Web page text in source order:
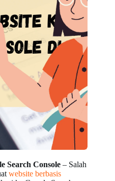
Search Console – Salah
website berbasis